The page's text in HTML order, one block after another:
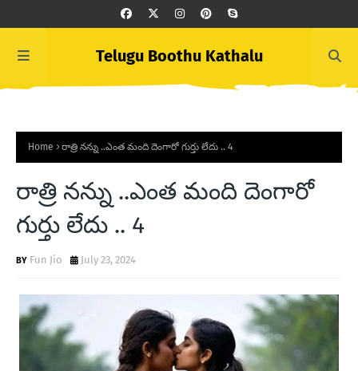
Telugu Boothu Kathalu
Home రాత్రి నన్ను ..ఎంత మంది దెంగారో గుర్తు లేదు .. 4
రాత్రి నన్ను ..ఎంత మంది దెంగారో
గుర్తు లేదు .. 4
Fun Jio July 23, 2024